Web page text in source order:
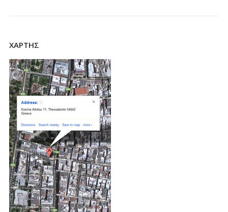
ΧΑΡΤΗΣ